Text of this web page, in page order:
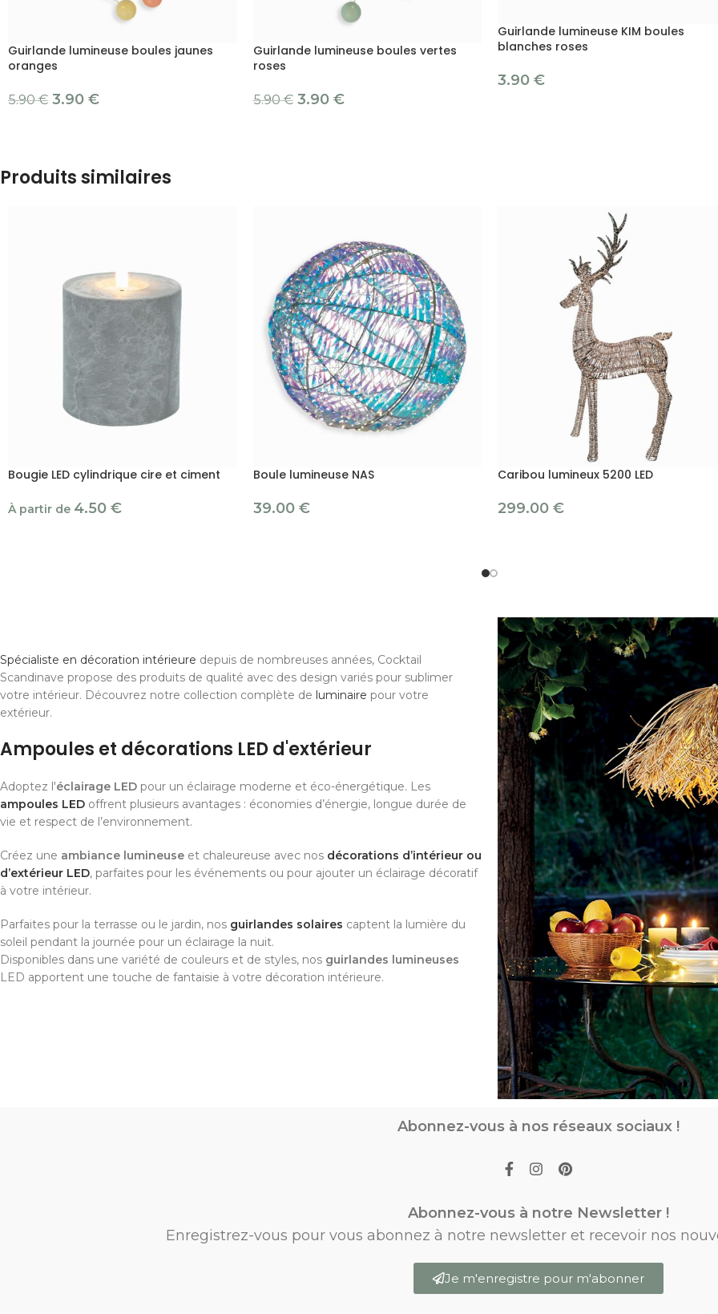
Guirlande lumineuse boules jaunes
oranges
5.90€ 3.90 €
Guirlande lumineuse boules vertes
roses
5.90€ 3.90 €
Guirlande lumineuse KIM boules
blanches roses
3.90 €
Produits similaires
Bougie LED cylindrique cire et ciment
À partir de 4.50 €
Boule lumineuse NAS
39.00 €
Caribou lumineux 5200 LED
299.00 €
Spécialiste en décoration intérieure depuis de nombreuses années, Cocktail
Scandinave propose des produits de qualité avec des design variés pour sublimer
votre intérieur. Découvrez notre collection complète de luminaire pour votre
extérieur.
Ampoules et décorations LED d'extérieur
Adoptez l'éclairage LED pour un éclairage moderne et éco-énergétique. Les
ampoules LED offrent plusieurs avantages : économies d’énergie, longue durée de
vie et respect de l’environnement.
Créez une ambiance lumineuse et chaleureuse avec nos décorations d’intérieur ou
d’extérieur LED, parfaites pour les événements ou pour ajouter un éclairage décoratif
à votre intérieur.
Parfaites pour la terrasse ou le jardin, nos guirlandes solaires captent la lumière du
soleil pendant la journée pour un éclairage la nuit.
Disponibles dans une variété de couleurs et de styles, nos guirlandes lumineuses
LED apportent une touche de fantaisie à votre décoration intérieure.
Abonnez-vous à nos réseaux sociaux !
Abonnez-vous à notre Newsletter !
Enregistrez-vous pour vous abonnez à notre newsletter et recevoir nos
Je m'enregistre pour m'abonner